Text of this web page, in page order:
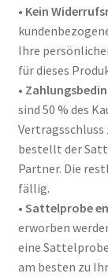
• Kein
Ihre
für dieses
•
sind 50 % des
bestellt der
Partner. Die
fällig.
• Sattelprobe
erworben
eine
am besten zu